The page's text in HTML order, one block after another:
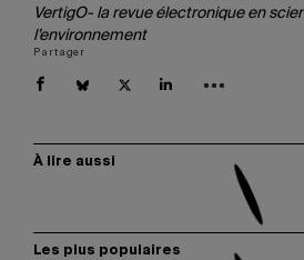
VertigO- la revue électronique en
l’environnement
Partager
À lire aussi
Les plus populaires